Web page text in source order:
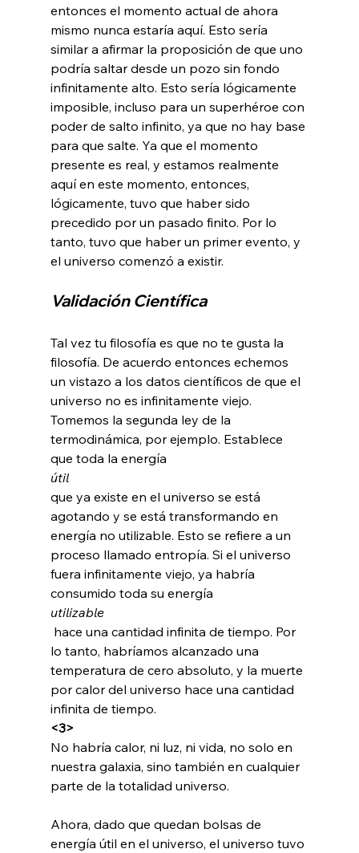
entonces el momento actual de ahora
mismo nunca estaría aquí. Esto sería
similar a afirmar la proposición de que uno
podría saltar desde un pozo sin fondo
infinitamente alto. Esto sería lógicamente
imposible, incluso para un superhéroe con
poder de salto infinito, ya que no hay base
para que salte. Ya que el momento
presente es real, y estamos realmente
aquí en este momento, entonces,
lógicamente, tuvo que haber sido
precedido por un pasado finito. Por lo
tanto, tuvo que haber un primer evento, y
Validación Científica
Tal vez tu filosofía es que no te gusta la
filosofía. De acuerdo entonces echemos
un vistazo a los datos científicos de que el
universo no es infinitamente viejo.
Tomemos la segunda ley de la
termodinámica, por ejemplo. Establece
que toda la energía
útil
que ya existe en el universo se está
agotando y se está transformando en
energía no utilizable. Esto se refiere a un
proceso llamado entropía. Si el universo
fuera infinitamente viejo, ya habría
consumido toda su energía
utilizable
lo tanto, habríamos alcanzado una
temperatura de cero absoluto, y la muerte
por calor del universo hace una cantidad
infinita de tiempo.
<3>
No habría calor, ni luz, ni vida, no solo en
nuestra galaxia, sino también en cualquier
parte de la totalidad universo.
Ahora, dado que quedan bolsas de
energía útil en el universo, el universo tuvo